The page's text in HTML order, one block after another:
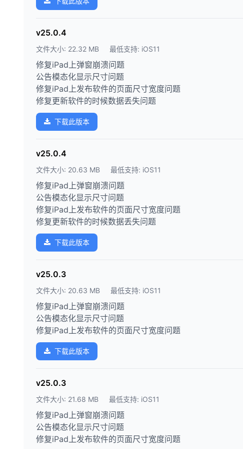
v25.0.4
文件大小: 22.32 MB
最低支持: iOS11
修复iPad上弹窗崩溃问题
公告模态化显示尺寸问题
修复iPad上发布软件的页面尺寸宽度问题
修复更新软件的时候数据丢失问题
下载此版本
v25.0.4
文件大小: 20.63 MB
最低支持: iOS11
修复iPad上弹窗崩溃问题
公告模态化显示尺寸问题
修复iPad上发布软件的页面尺寸宽度问题
修复更新软件的时候数据丢失问题
下载此版本
v25.0.3
文件大小: 20.63 MB
最低支持: iOS11
修复iPad上弹窗崩溃问题
公告模态化显示尺寸问题
修复iPad上发布软件的页面尺寸宽度问题
下载此版本
v25.0.3
文件大小: 21.68 MB
最低支持: iOS11
修复iPad上弹窗崩溃问题
公告模态化显示尺寸问题
修复iPad上发布软件的页面尺寸宽度问题